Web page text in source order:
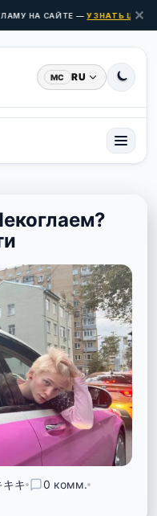
НА САЙТЕ — УЗНАТЬ ЦЕНЫ
✕
MC RU
キキ
0 комм.